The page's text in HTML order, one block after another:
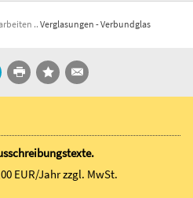
Verglasungen - Verbundglas
EUR/Jahrzzgl. MwSt.